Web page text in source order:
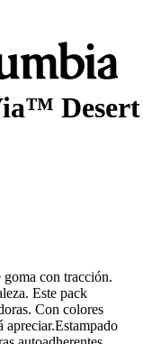
Desert
con tracción.
Este pack
Con colores
apreciar.Estampado